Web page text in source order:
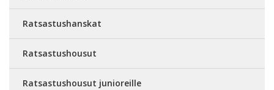
Ratsastushanskat
Ratsastushousut
Ratsastushousut junioreille